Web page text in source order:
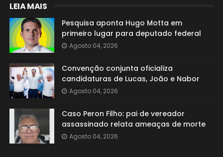
LEIA MAIS
Pesquisa aponta Hugo Motta em
primeiro lugar para deputado federal
Agosto 04, 2026
Convenção conjunta oficializa
candidaturas de Lucas, João e Nabor
Agosto 04, 2026
Caso Peron Filho: pai de vereador
assassinado relata ameaças de morte
Agosto 04, 2026